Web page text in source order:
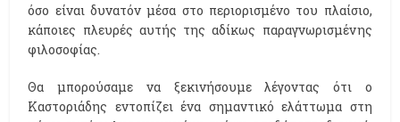
όσο είναι δυνατόν μέσα στο περιορισμένο του πλαίσιο,
κάποιες πλευρές αυτής της αδίκως παραγνωρισμένης
φιλοσοφίας.
Θα μπορούσαμε να ξεκινήσουμε λέγοντας ότι ο
Καστοριάδης εντοπίζει ένα σημαντικό ελάττωμα στη